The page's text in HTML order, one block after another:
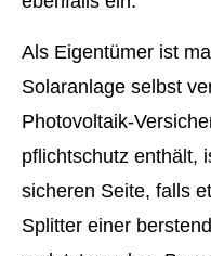
Als Eigentümer ist
Solaranlage selbst
Photovoltaik-
pflichtschutz enthält,
sicheren Seite, falls
Splitter einer